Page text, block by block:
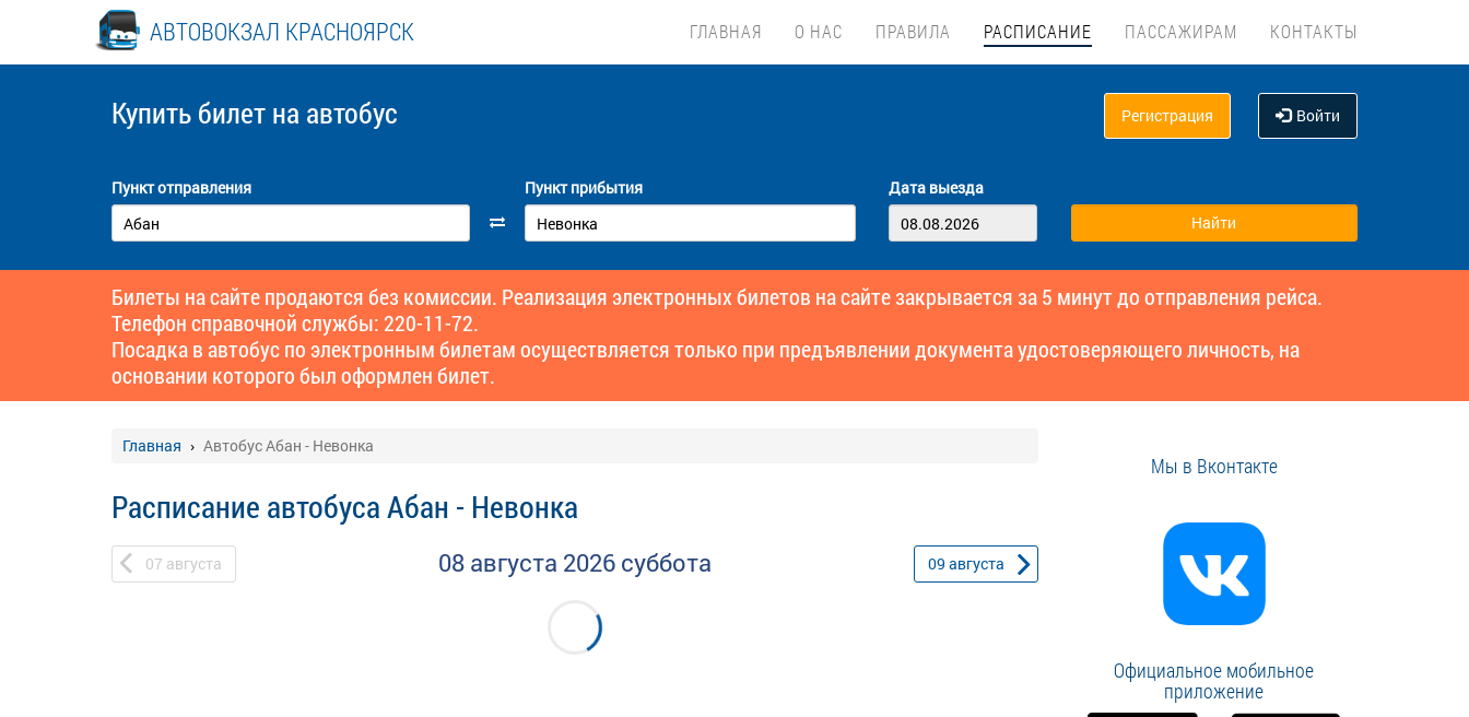
АВТОВОКЗАЛ КРАСНОЯРСК ГЛАВНАЯ О НАС ПРАВИЛА РАСПИСАНИЕ ПАССАЖИРАМ КОНТАКТЫ
Купить билет на автобус Регистрация Войти
Пункт отправления Пункт прибытия Дата выезда
Билеты на сайте продаются без комиссии. Реализация электронных билетов на сайте закрывается за 5 минут до отправления рейса.
Телефон справочной службы: 220-11-72.
Посадка в автобус по электронным билетам осуществляется только при предъявлении документа удостоверяющего личность, на
основании которого был оформлен билет.
Главная Автобус Абан - Невонка
Расписание автобуса Абан - Невонка
07 августа 08 августа 2026 суббота 09 августа
Мы в Вконтакте
Официальное мобильное
приложение